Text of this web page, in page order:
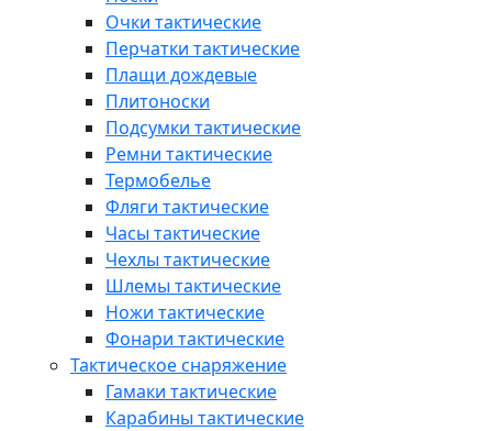
Очки тактические
Перчатки тактические
Плащи дождевые
Плитоноски
Подсумки тактические
Ремни тактические
Термобелье
Фляги тактические
Часы тактические
Чехлы тактические
Шлемы тактические
Ножи тактические
Фонари тактические
Тактическое снаряжение
Гамаки тактические
Карабины тактические